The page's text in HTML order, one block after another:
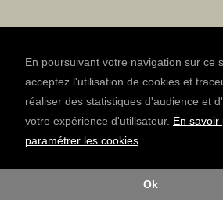
En poursuivant votre navigation sur ce
acceptez l'utilisation de cookies et
réaliser des statistiques d'audience et
votre expérience d'utilisateur. En savoir
paramétrer les cookies
Ok
EN
NEWSLETTER
Subscribe to our newsletter :